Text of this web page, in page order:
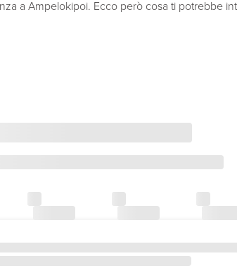
a Ampelokipoi. Ecco però cosa ti potrebbe